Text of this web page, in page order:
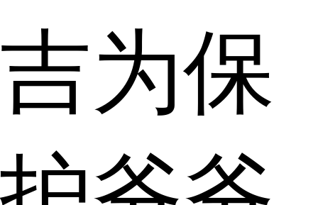
吉为保